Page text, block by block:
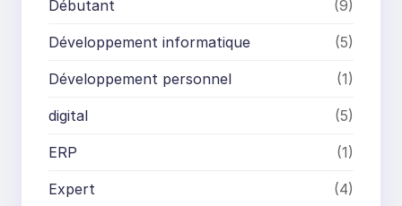
Débutant (9)
Développement informatique (5)
Développement personnel (1)
digital (5)
ERP (1)
Expert (4)